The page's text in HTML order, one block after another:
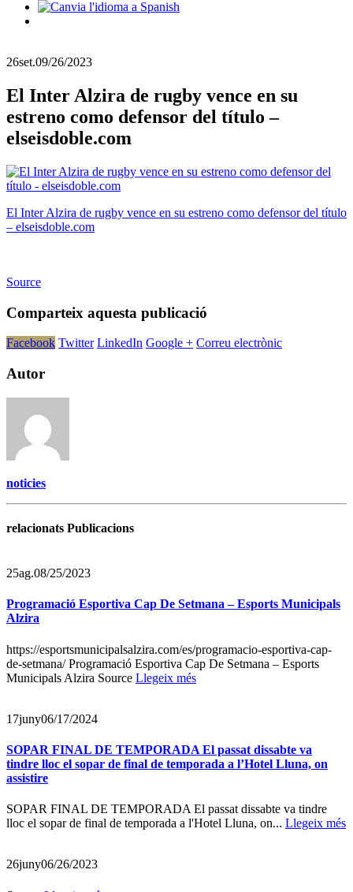
26set.09/26/2023
El Inter Alzira de rugby vence en su
estreno como defensor del título –
elseisdoble.com
El Inter Alzira de rugby vence en su estreno como defensor del título
– elseisdoble.com
Source
Comparteix aquesta publicació
Facebook Twitter LinkedIn Google + Correu electrònic
Autor
noticies
relacionats Publicacions
25ag.08/25/2023
Programació Esportiva Cap De Setmana – Esports Municipals
Alzira
https://esportsmunicipalsalzira.com/es/programacio-esportiva-cap-
de-setmana/ Programació Esportiva Cap De Setmana – Esports
Municipals Alzira Source Llegeix més
17juny06/17/2024
SOPAR FINAL DE TEMPORADA El passat dissabte va
tindre lloc el sopar de final de temporada a l’Hotel Lluna, on
assistire
SOPAR FINAL DE TEMPORADA El passat dissabte va tindre
lloc el sopar de final de temporada a l'Hotel Lluna, on... Llegeix més
26juny06/26/2023